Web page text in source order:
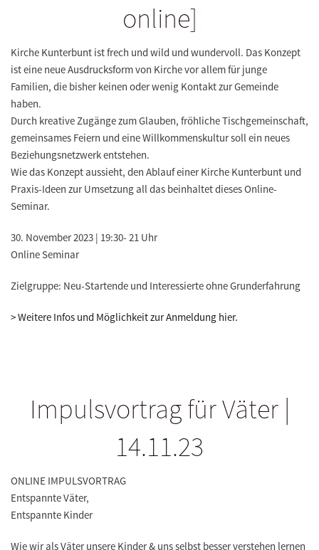
online]
Kirche Kunterbunt ist frech und wild und wundervoll. Das Konzept
ist eine neue Ausdrucksform von Kirche vor allem für junge
Familien, die bisher keinen oder wenig Kontakt zur Gemeinde
haben.
Durch kreative Zugänge zum Glauben, fröhliche Tischgemeinschaft,
gemeinsames Feiern und eine Willkommenskultur soll ein neues
Beziehungsnetzwerk entstehen.
Wie das Konzept aussieht, den Ablauf einer Kirche Kunterbunt und
Praxis-Ideen zur Umsetzung all das beinhaltet dieses Online-
Seminar.
30. November 2023 | 19:30- 21 Uhr
Online Seminar
Zielgruppe: Neu-Startende und Interessierte ohne Grunderfahrung
> Weitere Infos und Möglichkeit zur Anmeldung hier.
Impulsvortrag für Väter |
14.11.23
ONLINE IMPULSVORTRAG
Entspannte Väter,
Entspannte Kinder
Wie wir als Väter unsere Kinder & uns selbst besser verstehen lernen